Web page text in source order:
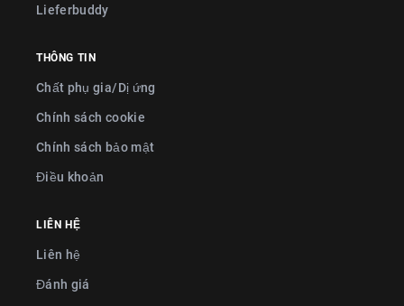
Lieferbuddy
THÔNG TIN
Chất phụ gia/Dị ứng
Chính sách cookie
Chính sách bảo mật
Điều khoản
LIÊN HỆ
Liên hệ
Đánh giá